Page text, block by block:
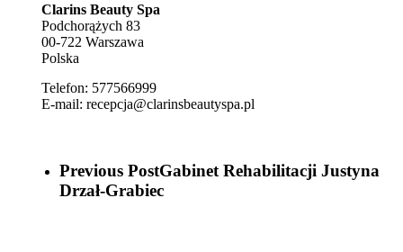
Clarins Beauty Spa
Podchorążych 83
00-722 Warszawa
Polska
Telefon: 577566999
E-mail: recepcja@clarinsbeautyspa.pl
Previous PostGabinet Rehabilitacji Justyna
Drzał-Grabiec